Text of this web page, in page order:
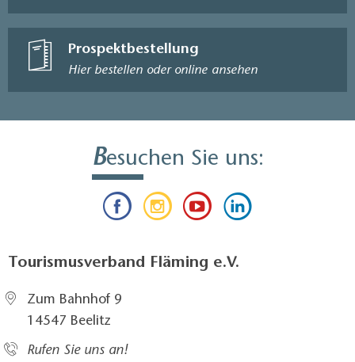
Prospektbestellung
Hier bestellen oder online ansehen
Besuchen Sie uns:
Tourismusverband Fläming e.V.
Zum Bahnhof 9
14547 Beelitz
Rufen Sie uns an!